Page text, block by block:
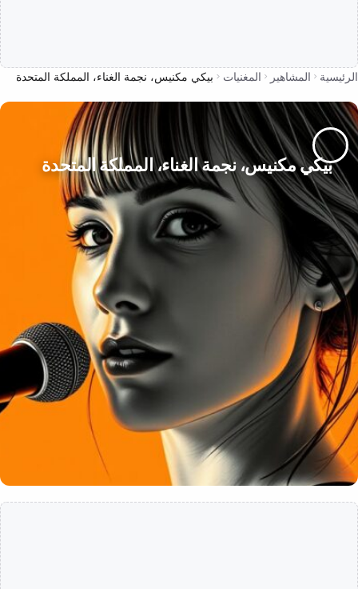
الرئيسية المشاهير المغنيات بيكي مكنيس، نجمة الغناء، المملكة المتحدة
بيكي مكنيس، نجمة الغناء، المملكة المتحدة